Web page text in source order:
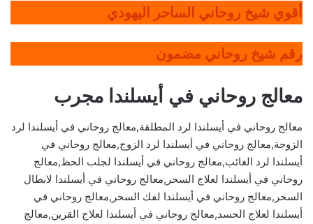
أقوي شيخ روحاني الساحر اليهودي
رقم شيخ روحاني مضمون
معالج روحاني في أيسلندا مجرب
معالج روحاني في أيسلندا لرد المطلقة,معالج روحاني في أيسلندا لرد
الزوجة,معالج روحاني في أيسلندا لرد الزوج,معالج روحاني في
أيسلندا لرد الغائب,معالج روحاني في أيسلندا لجلب الحظ,معالج
روحاني في أيسلندا لعلاج السحر,معالج روحاني في أيسلندا لابطال
السحر,معالج روحاني في أيسلندا لفك السحر,معالج روحاني في
أيسلندا لعلاج الحسد,معالج روحاني في أيسلندا لعلاج القرين,معالج